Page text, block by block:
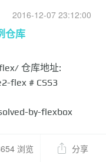
：左对齐 - flex-
around：每个项
属性 决定项目在
start：交叉轴的
点...
2016-12-07 23:12:00
仓库
仓库地址:
flex # CSS3
by-flexbox
方式, 包括: 1. 网格
by-
浏览 分享